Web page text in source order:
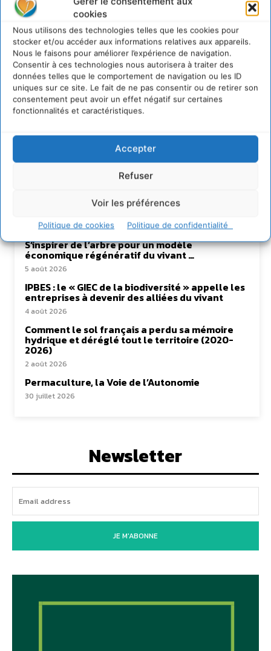
cookies
Nous utilisons des technologies telles que les cookies pour
stocker et/ou accéder aux informations relatives aux appareils.
Nous le faisons pour améliorer l’expérience de navigation.
Consentir à ces technologies nous autorisera à traiter des
données telles que le comportement de navigation ou les ID
uniques sur ce site. Le fait de ne pas consentir ou de retirer son
consentement peut avoir un effet négatif sur certaines
fonctionnalités et caractéristiques.
Accepter
Refuser
Voir les préférences
Politique de cookies Politique de confidentialité
David Naulin
https://cdurable.info
Journaliste de solutions écologiques et sociales en
Occitanie.
Lire aussi
S’inspirer de l’arbre pour un modèle
économique régénératif du vivant …
5 août 2026
IPBES : le « GIEC de la biodiversité » appelle les
entreprises à devenir des alliées du vivant
4 août 2026
Comment le sol français a perdu sa mémoire
hydrique et déréglé tout le territoire (2020-
2026)
2 août 2026
Permaculture, la Voie de l’Autonomie
30 juillet 2026
Newsletter
JE M'ABONNE